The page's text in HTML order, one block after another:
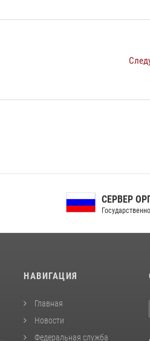
СЕРВЕР ОРГАНОВ
Государственной власти РФ
НАВИГАЦИЯ
Главная
Новости
Федеральная служба